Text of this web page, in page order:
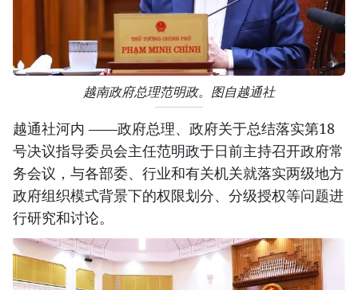
越南政府总理范明政。图自越通社
越通社河内 ——政府总理、政府关于总结落实第18
号决议指导委员会主任范明政于日前主持召开政府常
务会议，与各部委、行业和有关机关就落实两级地方
政府组织模式背景下的权限划分、分级授权等问题进
行研究和讨论。